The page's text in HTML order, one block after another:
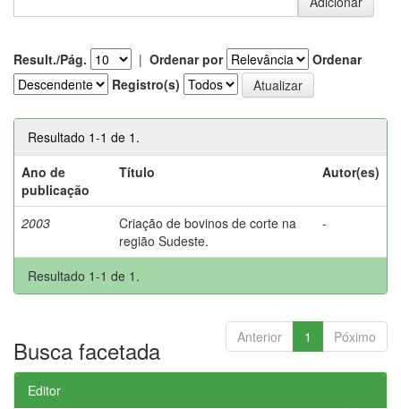
Result./Pág. | Ordenar por
Ordenar
Registro(s)
Resultado 1-1 de 1.
Ano de
publicação
Título Autor(es)
2003
Criação de bovinos de corte na
região Sudeste.
-
Resultado 1-1 de 1.
Anterior 1 Póximo
Busca facetada
Editor